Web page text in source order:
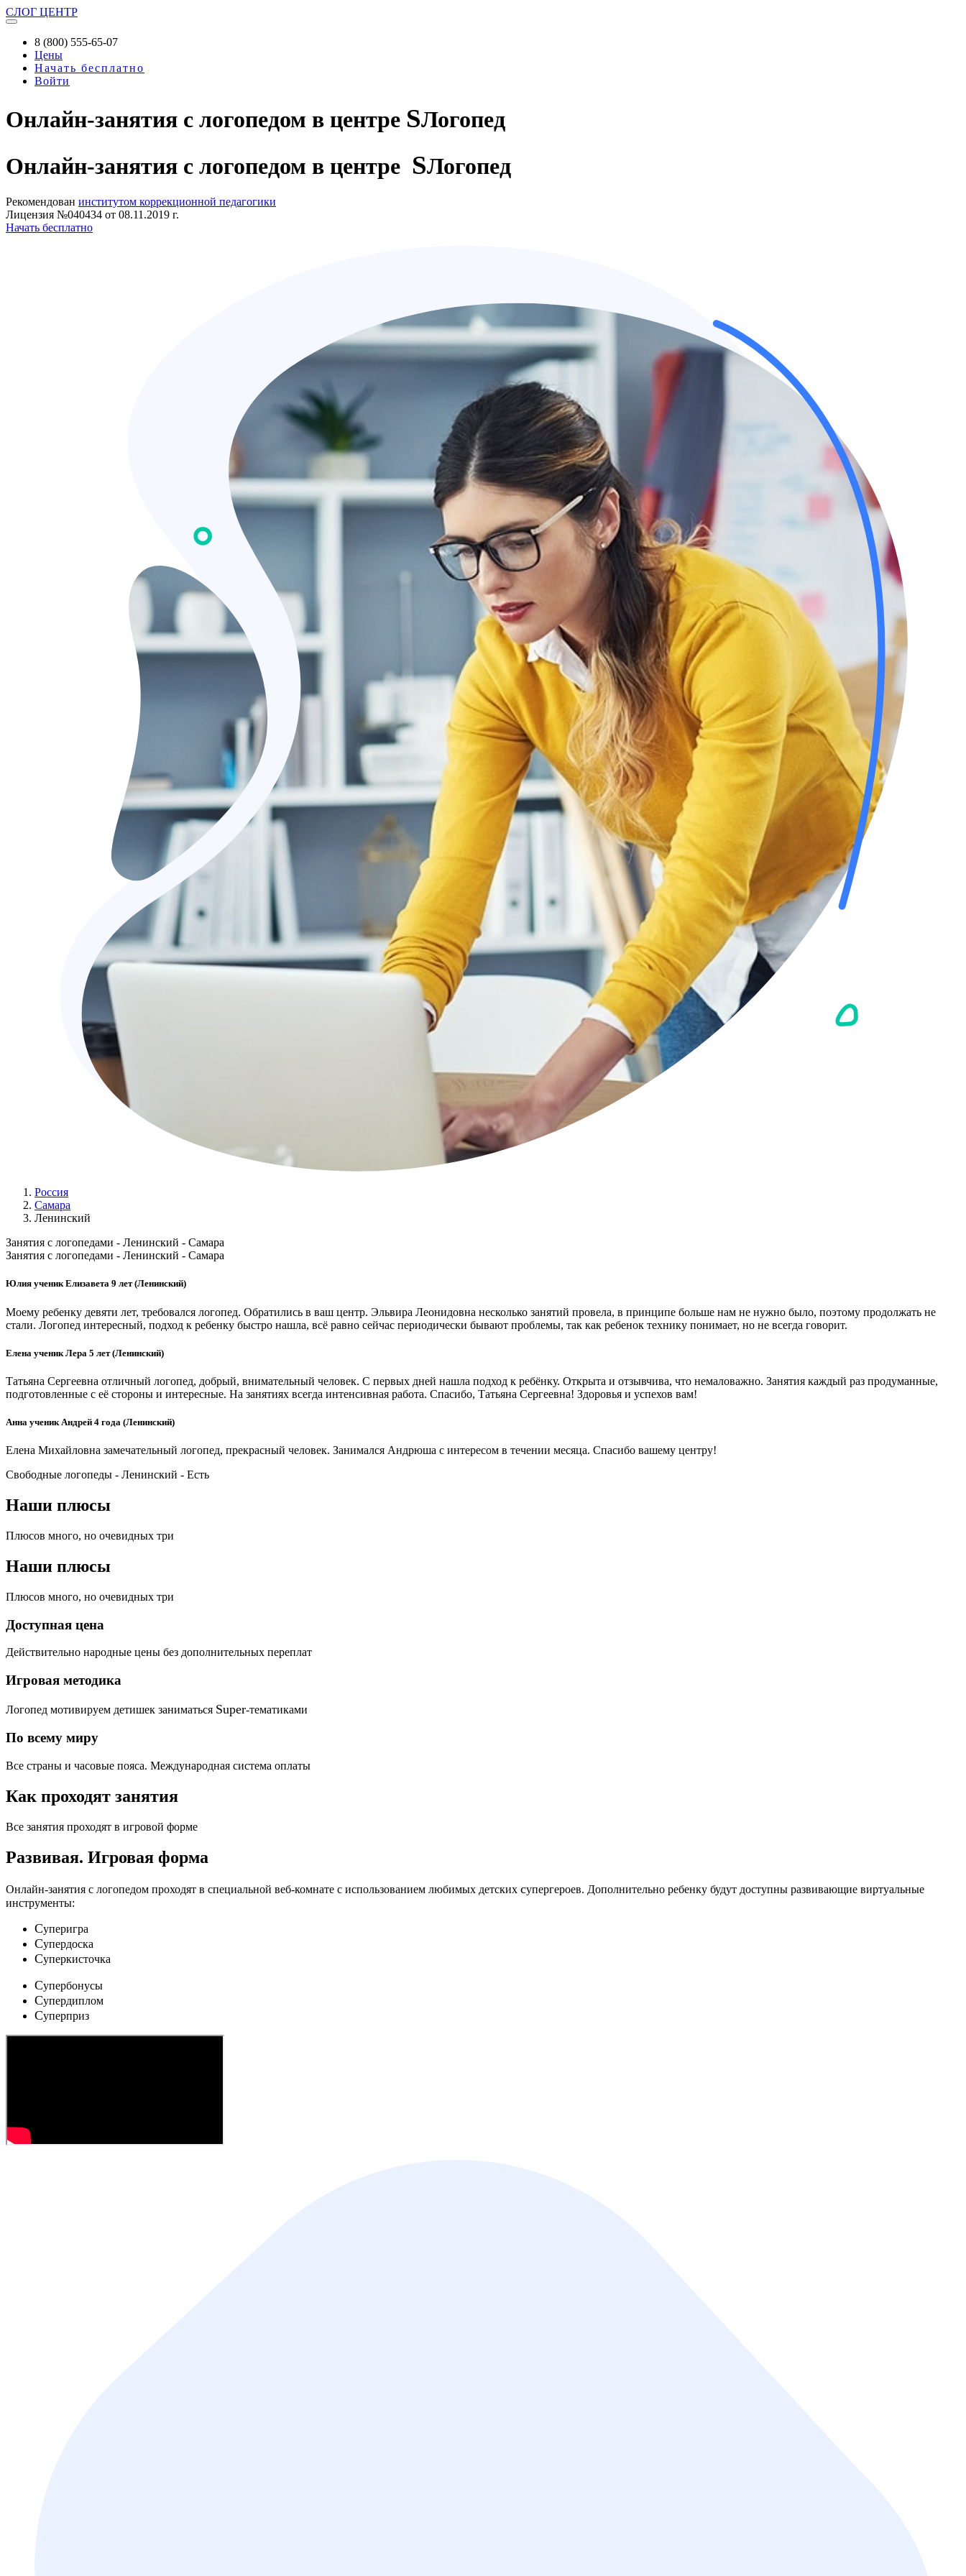
СЛОГ ЦЕНТР
8 (800) 555-65-07
Цены
Начать бесплатно
Войти
Онлайн-занятия с логопедом в центре SЛогопед
Онлайн-занятия с логопедом в центре SЛогопед
Рекомендован институтом коррекционной педагогики
Лицензия №040434 от 08.11.2019 г.
Начать бесплатно
Россия
Самара
Ленинский
Занятия с логопедами - Ленинский - Самара
Занятия с логопедами - Ленинский - Самара
Юлия ученик Елизавета 9 лет (Ленинский)
Моему ребенку девяти лет, требовался логопед. Обратились в ваш центр. Эльвира Леонидовна несколько занятий провела, в принципе больше нам не нужно было, поэтому продолжать не
стали. Логопед интересный, подход к ребенку быстро нашла, всё равно сейчас периодически бывают проблемы, так как ребенок технику понимает, но не всегда говорит.
Елена ученик Лера 5 лет (Ленинский)
Татьяна Сергеевна отличный логопед, добрый, внимательный человек. С первых дней нашла подход к ребёнку. Открыта и отзывчива, что немаловажно. Занятия каждый раз продуманные,
подготовленные с её стороны и интересные. На занятиях всегда интенсивная работа. Спасибо, Татьяна Сергеевна! Здоровья и успехов вам!
Анна ученик Андрей 4 года (Ленинский)
Елена Михайловна замечательный логопед, прекрасный человек. Занимался Андрюша с интересом в течении месяца. Спасибо вашему центру!
Свободные логопеды - Ленинский - Есть
Наши плюсы
Плюсов много, но очевидных три
Наши плюсы
Плюсов много, но очевидных три
Доступная цена
Действительно народные цены без дополнительных переплат
Игровая методика
Логопед мотивируем детишек заниматься Super-тематиками
По всему миру
Все страны и часовые пояса. Международная система оплаты
Как проходят занятия
Все занятия проходят в игровой форме
Развивая. Игровая форма
Онлайн-занятия с логопедом проходят в специальной веб-комнате с использованием любимых детских cупергероев. Дополнительно ребенку будут доступны развивающие виртуальные
инструменты:
Cуперигра
Cупердоска
Cуперкисточка
Cупербонусы
Cупердиплом
Cуперприз